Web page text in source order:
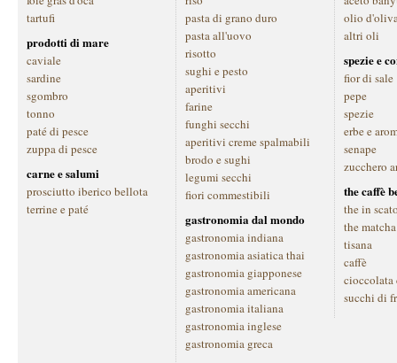
tartufi
prodotti di mare
caviale
sardine
sgombro
tonno
paté di pesce
zuppa di pesce
carne e salumi
prosciutto iberico bellota
terrine e paté
pasta di grano duro
pasta all'uovo
risotto
sughi e pesto
aperitivi
farine
funghi secchi
aperitivi creme spalmabili
brodo e sughi
legumi secchi
fiori commestibili
gastronomia dal mondo
gastronomia indiana
gastronomia asiatica thai
gastronomia giapponese
gastronomia americana
gastronomia italiana
gastronomia inglese
gastronomia greca
olio
altri oli
spezie e
fior di sale
pepe
spezie
erbe e
senape
zucchero
the caffè
the in
the matcha
tisana
caffè
cioccolata
succhi di